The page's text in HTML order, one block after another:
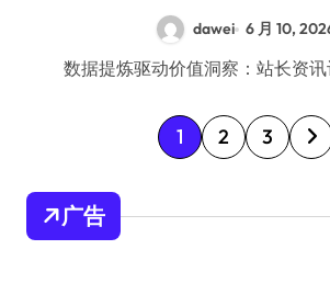
dawei 6 月 10,
数据提炼驱动价值洞察：站长资
文
章
1 2 3
广告